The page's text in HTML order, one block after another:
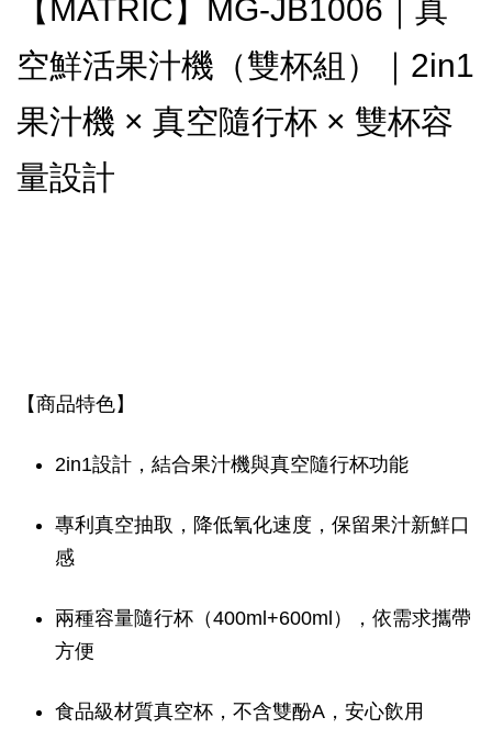
【MATRIC】MG-JB1006｜真
空鮮活果汁機（雙杯組）｜2in1
果汁機 × 真空隨行杯 × 雙杯容
量設計
【商品特色】
2in1設計，結合果汁機與真空隨行杯功能
專利真空抽取，降低氧化速度，保留果汁新鮮口
感
兩種容量隨行杯（400ml+600ml），依需求攜帶
方便
食品級材質真空杯，不含雙酚A，安心飲用